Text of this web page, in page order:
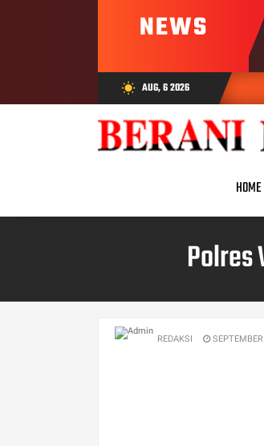
NEWS
wb_sunny AUG, 6 2026
HOME
Polres
REDAKSI